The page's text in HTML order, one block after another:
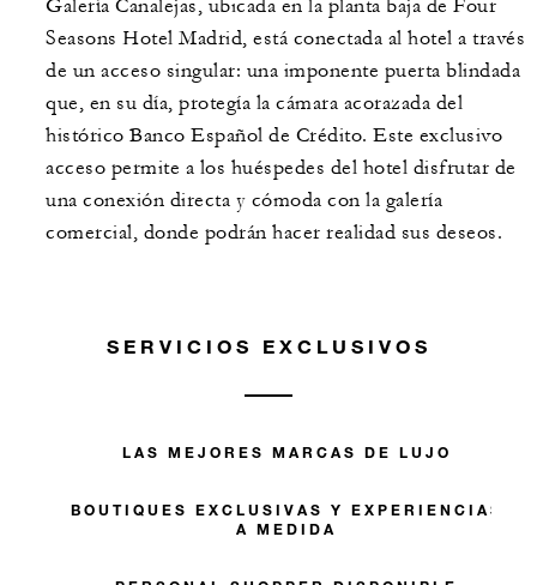
Galería Canalejas, ubicada en la planta baja de Four
Seasons Hotel Madrid, está conectada al hotel a través
de un acceso singular: una imponente puerta blindada
que, en su día, protegía la cámara acorazada del
histórico Banco Español de Crédito. Este exclusivo
acceso permite a los huéspedes del hotel disfrutar de
una conexión directa y cómoda con la galería
comercial, donde podrán hacer realidad sus deseos.
SERVICIOS EXCLUSIVOS
LAS MEJORES MARCAS DE LUJO
BOUTIQUES EXCLUSIVAS Y EXPERIENCIAS
A MEDIDA